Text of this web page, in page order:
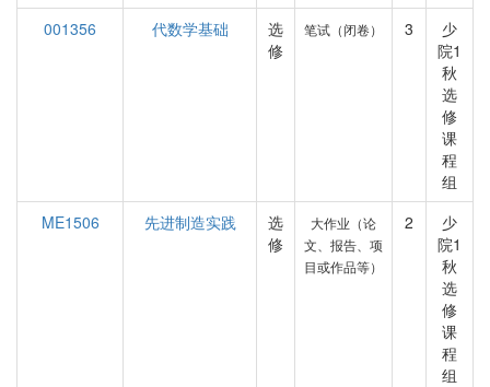
001356
代数学基础
选
修
笔试（闭卷） 3
少
院1
秋
选
修
课
程
组
ME1506
先进制造实践
选
修
大作业（论
文、报告、项
目或作品等）
2
少
院1
秋
选
修
课
程
组